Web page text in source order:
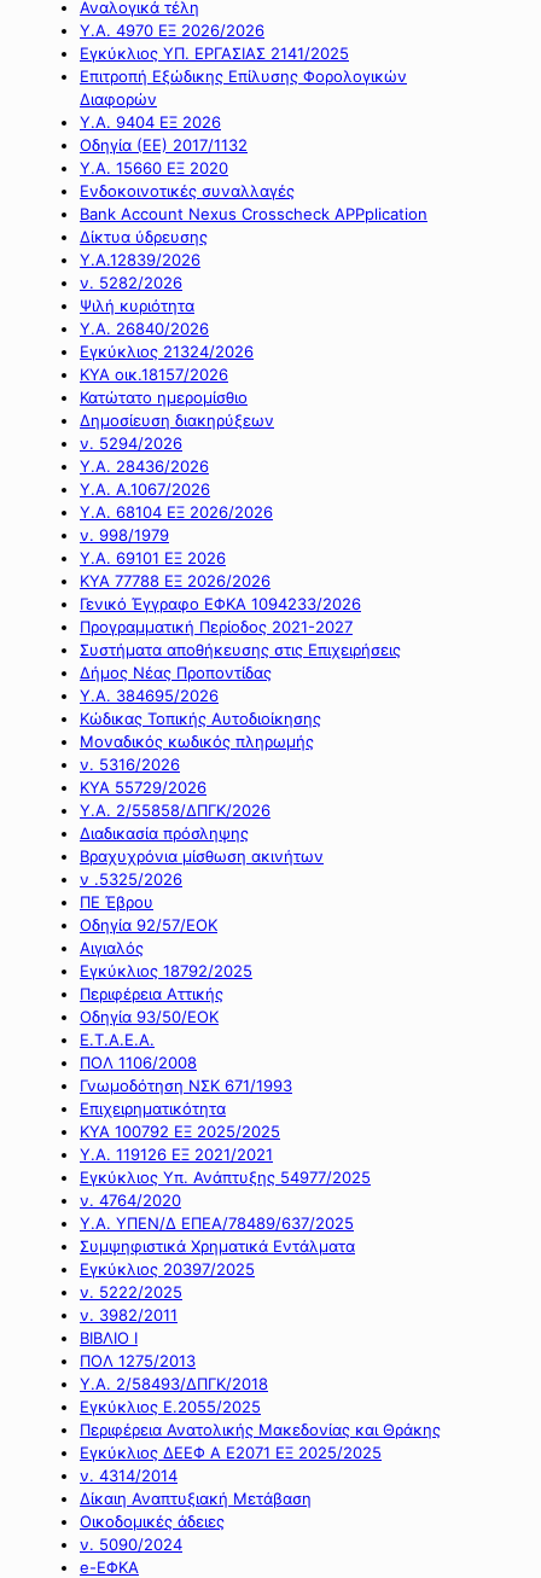
Αναλογικά τέλη
Υ.Α. 4970 ΕΞ 2026/2026
Εγκύκλιος ΥΠ. ΕΡΓΑΣΙΑΣ 2141/2025
Επιτροπή Εξώδικης Επίλυσης Φορολογικών
Διαφορών
Υ.Α. 9404 ΕΞ 2026
Οδηγία (ΕΕ) 2017/1132
Υ.Α. 15660 ΕΞ 2020
Ενδοκοινοτικές συναλλαγές
Bank Account Nexus Crosscheck APPplication
Δίκτυα ύδρευσης
Υ.Α.12839/2026
ν. 5282/2026
Ψιλή κυριότητα
Υ.Α. 26840/2026
Εγκύκλιος 21324/2026
ΚΥΑ οικ.18157/2026
Κατώτατο ημερομίσθιο
Δημοσίευση διακηρύξεων
ν. 5294/2026
Υ.Α. 28436/2026
Υ.Α. Α.1067/2026
Υ.Α. 68104 ΕΞ 2026/2026
ν. 998/1979
Υ.Α. 69101 ΕΞ 2026
ΚΥΑ 77788 ΕΞ 2026/2026
Γενικό Έγγραφο ΕΦΚΑ 1094233/2026
Προγραμματική Περίοδος 2021-2027
Συστήματα αποθήκευσης στις Επιχειρήσεις
Δήμος Νέας Προποντίδας
Υ.Α. 384695/2026
Κώδικας Τοπικής Αυτοδιοίκησης
Μοναδικός κωδικός πληρωμής
ν. 5316/2026
ΚΥΑ 55729/2026
Υ.Α. 2/55858/ΔΠΓΚ/2026
Διαδικασία πρόσληψης
Βραχυχρόνια μίσθωση ακινήτων
ν .5325/2026
ΠΕ Έβρου
Οδηγία 92/57/ΕΟΚ
Αιγιαλός
Εγκύκλιος 18792/2025
Περιφέρεια Αττικής
Οδηγία 93/50/ΕΟΚ
Ε.Τ.Α.Ε.Α.
ΠΟΛ 1106/2008
Γνωμοδότηση ΝΣΚ 671/1993
Επιχειρηματικότητα
ΚΥΑ 100792 ΕΞ 2025/2025
Υ.Α. 119126 ΕΞ 2021/2021
Εγκύκλιος Υπ. Ανάπτυξης 54977/2025
ν. 4764/2020
Υ.Α. ΥΠΕΝ/Δ ΕΠΕΑ/78489/637/2025
Συμψηφιστικά Χρηματικά Εντάλματα
Εγκύκλιος 20397/2025
ν. 5222/2025
ν. 3982/2011
ΒΙΒΛΙΟ Ι
ΠΟΛ 1275/2013
Υ.Α. 2/58493/ΔΠΓΚ/2018
Εγκύκλιος Ε.2055/2025
Περιφέρεια Ανατολικής Μακεδονίας και Θράκης
Εγκύκλιος ΔΕΕΦ Α Ε2071 ΕΞ 2025/2025
ν. 4314/2014
Δίκαιη Αναπτυξιακή Μετάβαση
Οικοδομικές άδειες
ν. 5090/2024
e-ΕΦΚΑ